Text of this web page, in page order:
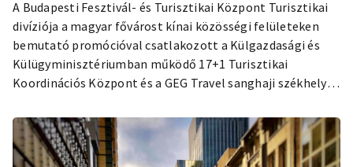
A Budapesti Fesztivál- és Turisztikai Központ Turisztikai
divíziója a magyar fővárost kínai közösségi felületeken
bemutató promócióval csatlakozott a Külgazdasági és
Külügyminisztériumban működő 17+1 Turisztikai
Koordinációs Központ és a GEG Travel sanghaji székhelyű
együttműködő felek célja, hogy a világjárvány okozta
helyzetben is ébren tartsák, sőt fokozzák a két régió
szakmai közönsége és az utazni vágyók egymás iránti